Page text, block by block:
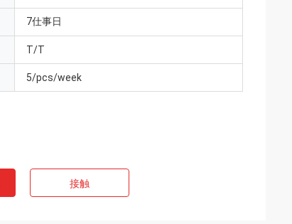
7仕事日
T/T
5/pcs/week
接触